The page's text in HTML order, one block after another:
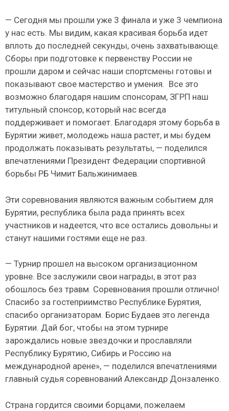
— Сегодня мы прошли уже 3 финала и уже 3 чемпиона
у нас есть. Мы видим, какая красивая борьба идет
вплоть до последней секунды, очень захватывающе.
Сборы при подготовке к первенству России не
прошли даром и сейчас наши спортсмены готовы и
показывают свое мастерство и умения. Все это
возможно благодаря нашим спонсорам, ЗГРП наш
титульный спонсор, который нас всегда
поддерживает и помогает. Благодаря этому борьба в
Бурятии живет, молодежь наша растет, и мы будем
продолжать показывать результаты, — поделился
впечатлениями Президент Федерации спортивной
борьбы РБ Чимит Бальжинимаев.
Эти соревнования являются важным событием для
Бурятии, республика была рада принять всех
участников и надеется, что все остались довольны и
станут нашими гостями еще не раз.
— Турнир прошел на высоком организационном
уровне. Все заслужили свои награды, в этот раз
обошлось без травм. Соревнования прошли отлично!
Спасибо за гостеприимство Республике Бурятия,
спасибо организаторам. Борис Будаев это легенда
Бурятии. Дай бог, чтобы на этом турнире
зарождались новые звездочки и прославляли
Республику Бурятию, Сибирь и Россию на
международной арене», — поделился впечатлениями
главный судья соревнований Александр Донзаленко.
Страна гордится своими борцами, пожелаем